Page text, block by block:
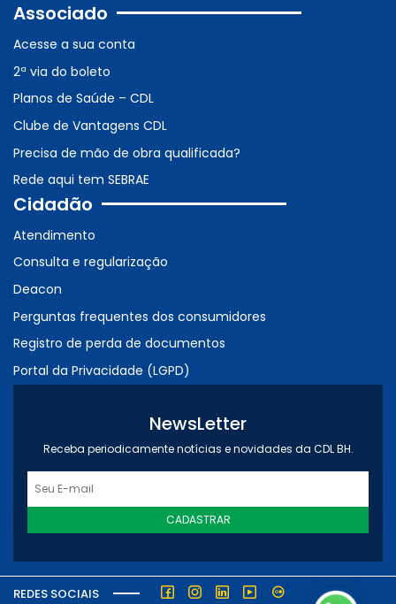
Associado
Acesse a sua conta
2ª via do boleto
Planos de Saúde – CDL
Clube de Vantagens CDL
Precisa de mão de obra qualificada?
Rede aqui tem SEBRAE
Cidadão
Atendimento
Consulta e regularização
Deacon
Perguntas frequentes dos consumidores
Registro de perda de documentos
Portal da Privacidade (LGPD)
NewsLetter
Receba periodicamente notícias e novidades da CDL BH.
CADASTRAR
REDES SOCIAIS